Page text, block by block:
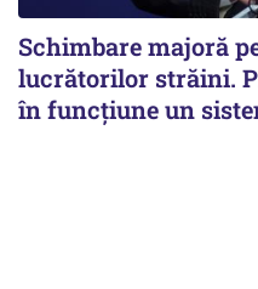
Schimbare majoră
lucrătorilor străini.
în funcțiune un